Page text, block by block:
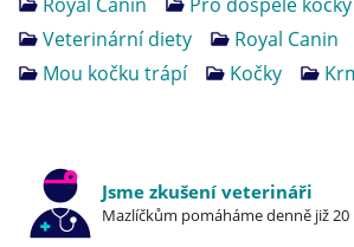
Veterinární diety
Royal Canin
Mou kočku trápí
Kočky
Jsme zkušení veterináři
Mazlíčkům pomáháme denně již 20